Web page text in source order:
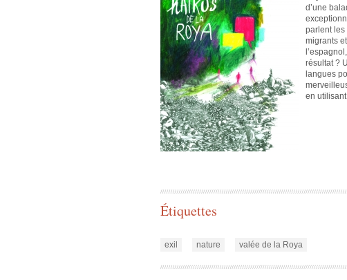
d’une
parlent
migrants
résultat ?
langues
en
Étiquettes
exil nature valée de la Roya